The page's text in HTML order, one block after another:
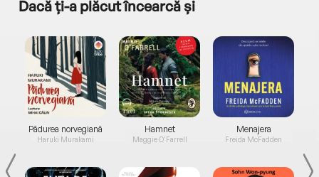
Dacă ți-a plăcut încearcă și
Pădurea norvegiană
Haruki Murakami
Hamnet
Maggie O'Farrell
Menajera
Freida McFadden